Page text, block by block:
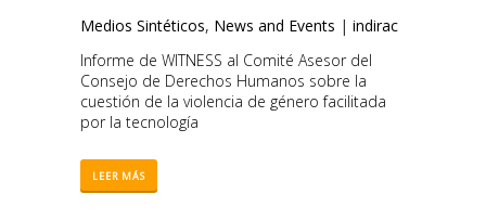
Medios Sintéticos, News and Events | indirac
Informe de WITNESS al Comité Asesor del
Consejo de Derechos Humanos sobre la
cuestión de la violencia de género facilitada
por la tecnología
LEER MÁS